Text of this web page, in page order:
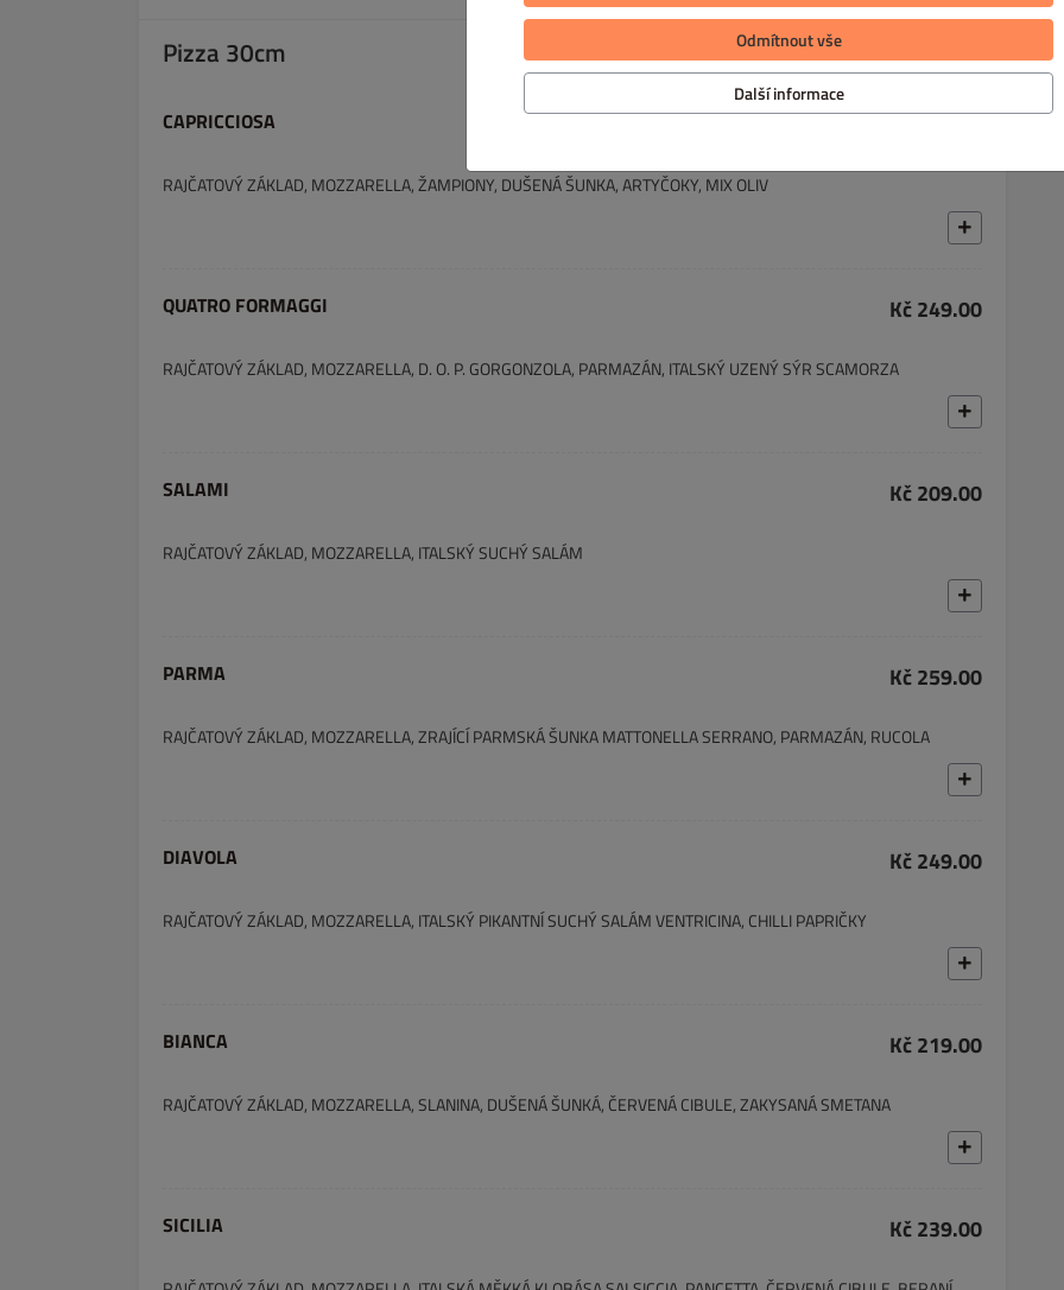
Pizza 30cm
CAPRICCIOSA
RAJČATOVÝ ZÁKLAD, MOZZARELLA, ŽAMPIONY, DUŠENÁ ŠUNKA, ARTYČOKY, MIX OLIV
QUATRO FORMAGGI Kč 249.00
RAJČATOVÝ ZÁKLAD, MOZZARELLA, D. O. P. GORGONZOLA, PARMAZÁN, ITALSKÝ UZENÝ SÝR SCAMORZA
SALAMI Kč 209.00
RAJČATOVÝ ZÁKLAD, MOZZARELLA, ITALSKÝ SUCHÝ SALÁM
PARMA Kč 259.00
RAJČATOVÝ ZÁKLAD, MOZZARELLA, ZRAJÍCÍ PARMSKÁ ŠUNKA MATTONELLA SERRANO, PARMAZÁN, RUCOLA
DIAVOLA Kč 249.00
RAJČATOVÝ ZÁKLAD, MOZZARELLA, ITALSKÝ PIKANTNÍ SUCHÝ SALÁM VENTRICINA, CHILLI PAPRIČKY
BIANCA Kč 219.00
RAJČATOVÝ ZÁKLAD, MOZZARELLA, SLANINA, DUŠENÁ ŠUNKÁ, ČERVENÁ CIBULE, ZAKYSANÁ SMETANA
SICILIA Kč 239.00
Odmítnout vše
Další informace